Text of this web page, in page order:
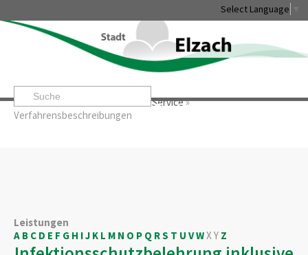
Select Language
Startseite» »Service»
Verfahrensbeschreibungen
Leben & Erleben Rathaus & Service
Leistungen
A B C D E F G H IJ K L M N O P Q RS T U VWXY Z